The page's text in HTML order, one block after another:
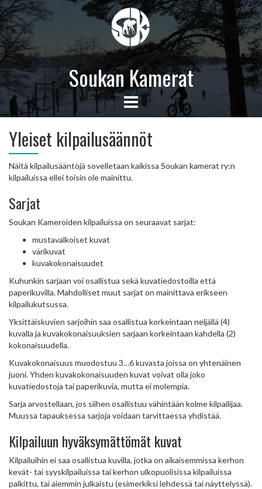
Soukan Kamerat
Yleiset kilpailusäännöt
Näitä kilpailusääntöjä sovelletaan kaikissa Soukan kamerat ry:n
kilpailuissa ellei toisin ole mainittu.
Sarjat
Soukan Kameroiden kilpailuissa on seuraavat sarjat:
mustavalkoiset kuvat
värikuvat
kuvakokonaisuudet
Kuhunkin sarjaan voi osallistua sekä kuvatiedostoilla että
paperikuvilla. Mahdolliset muut sarjat on mainittava erikseen
kilpailukutsussa.
Yksittäiskuvien sarjoihin saa osallistua korkeintaan neljällä (4)
kuvalla ja kuvakokonaisuuksien sarjaan korkeintaan kahdella (2)
kokonaisuudella.
Kuvakokonaisuus muodostuu 3…6 kuvasta joissa on yhtenäinen
juoni. Yhden kuvakokonaisuuden kuvat voivat olla joko
kuvatiedostoja tai paperikuvia, mutta ei molempia.
Sarja arvostellaan, jos siihen osallistuu vähintään kolme kilpailijaa.
Muussa tapauksessa sarjoja voidaan tarvittaessa yhdistää.
Kilpailuun hyväksymättömät kuvat
Kilpailuihin ei saa osallistua kuvilla, jotka on aikaisemmissa kerhon
kevät- tai syyskilpailuissa tai kerhon ulkopuolisissa kilpailuissa
palkittu, tai aiemmin julkaistu (esimerkiksi lehdessä tai näyttelyssä).